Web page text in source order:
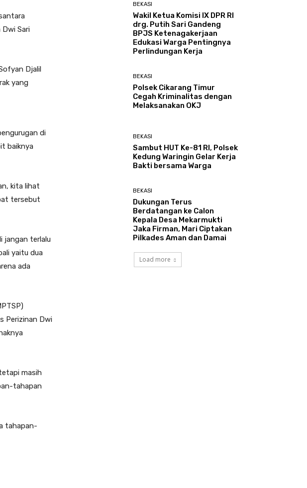
Sari
Djalil
yang
di
baiknya
kita lihat
tersebut
jangan terlalu
yaitu dua
ada
Perizinan Dwi
masih
tahapan
tahapan-
BEKASI
Wakil Ketua Komisi IX DPR RI
drg. Putih Sari Gandeng
BPJS Ketenagakerjaan
Edukasi Warga Pentingnya
Perlindungan Kerja
BEKASI
Polsek Cikarang Timur
Cegah Kriminalitas dengan
Melaksanakan OKJ
BEKASI
Sambut HUT Ke-81 RI, Polsek
Kedung Waringin Gelar Kerja
Bakti bersama Warga
BEKASI
Dukungan Terus
Berdatangan ke Calon
Kepala Desa Mekarmukti
Jaka Firman, Mari Ciptakan
Pilkades Aman dan Damai
Load more